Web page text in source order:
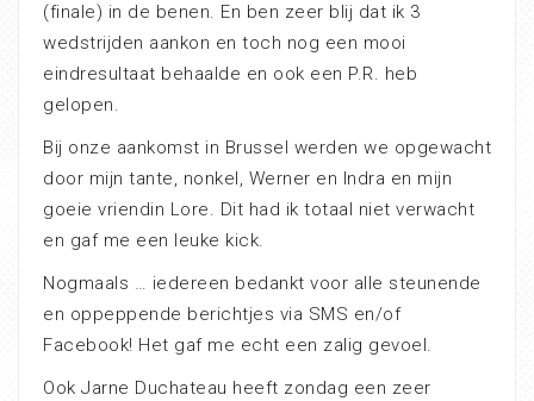
(finale) in de benen. En ben zeer blij dat ik 3
wedstrijden aankon en toch nog een mooi
eindresultaat behaalde en ook een P.R. heb
gelopen.
Bij onze aankomst in Brussel werden we opgewacht
door mijn tante, nonkel, Werner en Indra en mijn
goeie vriendin Lore. Dit had ik totaal niet verwacht
en gaf me een leuke kick.
Nogmaals … iedereen bedankt voor alle steunende
en oppeppende berichtjes via SMS en/of
Facebook! Het gaf me echt een zalig gevoel.
Ook Jarne Duchateau heeft zondag een zeer